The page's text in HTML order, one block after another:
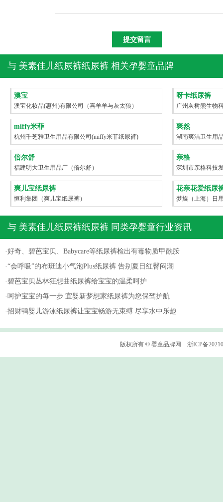
与 美素佳儿纸尿裤纸尿裤 相关孕婴童品牌
澳宝
澳宝化妆品(惠州)有限公司（喜羊羊与灰太狼）
呀卡纸尿裤
广州灰树熊生物
miffy米菲
杭州千芝雅卫生用品有限公司(miffy米菲纸尿裤)
爽然
湖南爽洁卫生用
倍尔舒
福建明大卫生用品厂（倍尔舒）
亲格
深圳市亲格科技
爽儿宝纸尿裤
恒利集团（爽儿宝纸尿裤）
花亲花爱纸尿
梦旋（上海）日
尿裤）
与 美素佳儿纸尿裤纸尿裤 同类孕婴童行业资讯
·好奇、碧芭宝贝、Babycare等纸尿裤检出有毒物质甲酰胺
·“会呼吸”的布班迪小气泡Plus纸尿裤 告别夏日红臀闷潮
·碧芭宝贝丛林狂想曲纸尿裤给宝宝的温柔呵护
·呵护宝宝的每一步 宜婴新梦想家纸尿裤为您保驾护航
·招财鸭婴儿游泳纸尿裤让宝宝畅游无束缚 尽享水中乐趣
版权所有 ©婴童品牌网浙ICP备